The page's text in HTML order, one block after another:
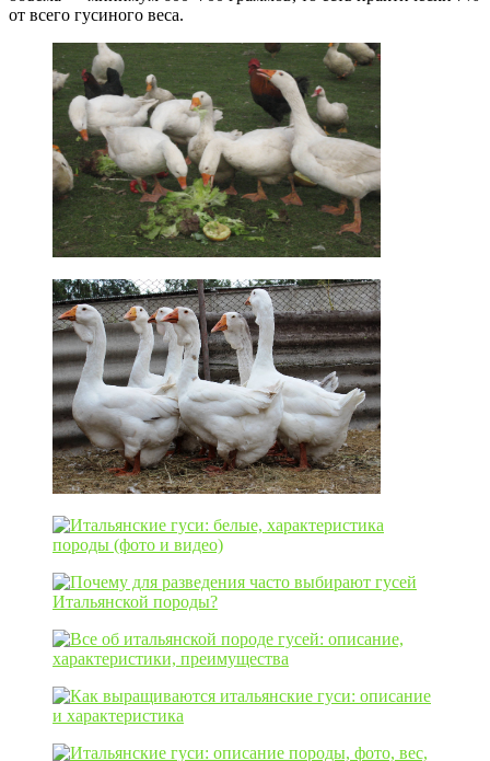
от всего гусиного веса.